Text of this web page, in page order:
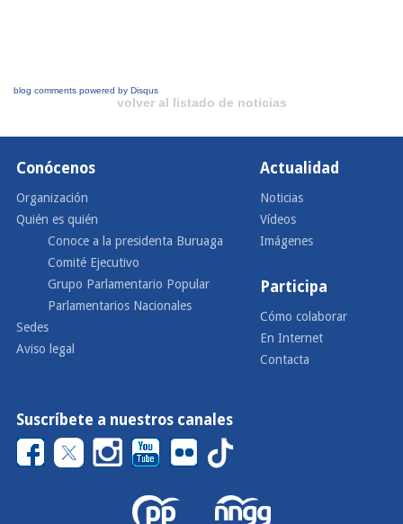
blog comments powered by Disqus
volver al listado de noticias
Conócenos
Organización
Quién es quién
Conoce a la presidenta Buruaga
Comité Ejecutivo
Grupo Parlamentario Popular
Parlamentarios Nacionales
Sedes
Aviso legal
Actualidad
Noticias
Vídeos
Imágenes
Participa
Cómo colaborar
En Internet
Contacta
Suscríbete a nuestros canales